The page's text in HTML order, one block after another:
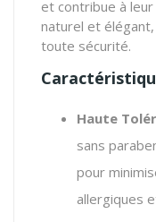
et contribue à
naturel et
toute sécurité.
Haute
sans
pour
allergiques